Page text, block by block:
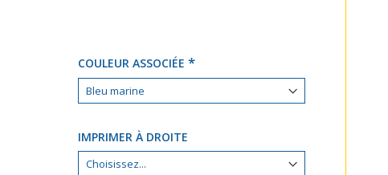
COULEUR ASSOCIÉE
IMPRIMER À DROITE